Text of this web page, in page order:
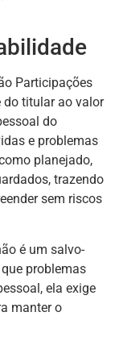
Participações
do titular ao valor
do
e problemas
planejado,
trazendo
sem riscos
é um salvo-
problemas
ela exige
manter o